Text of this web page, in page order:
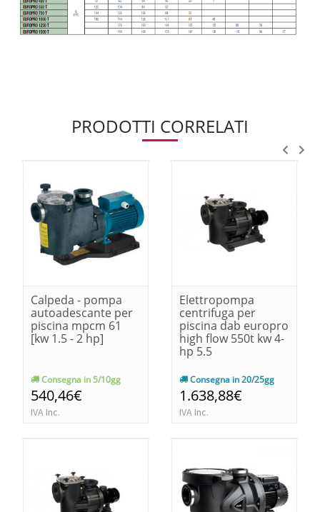
PRODOTTI CORRELATI
Calpeda - pompa
autoadescante per
piscina mpcm 61
[kw 1.5 - 2 hp]
Consegna in 5/10gg
540,46€
IVA Inc.
Elettropompa
centrifuga per
piscina dab europro
high flow 550t kw 4-
hp 5.5
Consegna in 20/25gg
1.638,88€
IVA Inc.